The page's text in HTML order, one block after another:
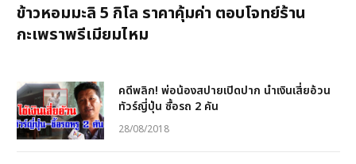
ข้าวหอมมะลิ 5 กิโล ราคาคุ้มค่า ตอบโจทย์ร้าน
กะเพราพรีเมียมไหม
คดีพลิก! พ่อน้องสปายเปิดปาก นำเงินเสี่ยอ้วน
ทัวร์ญี่ปุ่น ซื้อรถ 2 คัน
28/08/2018